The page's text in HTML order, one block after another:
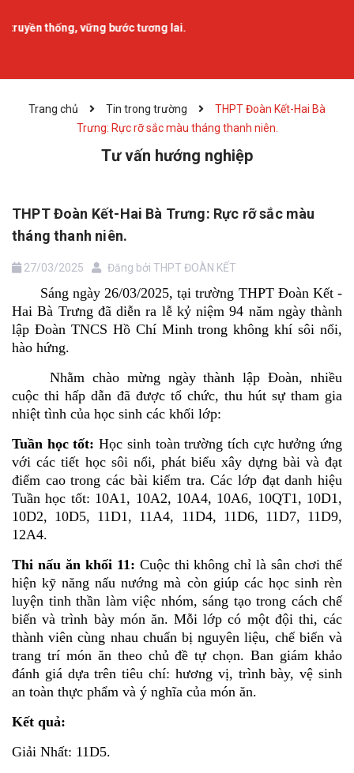
lai.
Trang chủ Tin trong trường
THPT Đoàn Kết-Hai Bà
Trưng: Rực rỡ sắc màu tháng thanh niên.
Tư vấn hướng nghiệp
THPT Đoàn Kết-Hai Bà Trưng: Rực rỡ sắc màu
tháng thanh niên.
27/03/2025 Đăng bởi THPT ĐOÀN KẾT
Sáng ngày 26/03/2025, tại trường THPT Đoàn Kết -
Hai Bà Trưng đã diễn ra lễ kỷ niệm 94 năm ngày thành
lập Đoàn TNCS Hồ Chí Minh trong không khí sôi nổi,
hào hứng.
Nhằm chào mừng ngày thành lập Đoàn, nhiều
cuộc thi hấp dẫn đã được tổ chức, thu hút sự tham gia
nhiệt tình của học sinh các khối lớp:
Tuần học tốt: Học sinh toàn trường tích cực hưởng ứng
với các tiết học sôi nổi, phát biểu xây dựng bài và đạt
điểm cao trong các bài kiểm tra. Các lớp đạt danh hiệu
Tuần học tốt: 10A1, 10A2, 10A4, 10A6, 10QT1, 10D1,
10D2, 10D5, 11D1, 11A4, 11D4, 11D6, 11D7, 11D9,
12A4.
Thi nấu ăn khối 11: Cuộc thi không chỉ là sân chơi thể
hiện kỹ năng nấu nướng mà còn giúp các học sinh rèn
luyện tinh thần làm việc nhóm, sáng tạo trong cách chế
biến và trình bày món ăn. Mỗi lớp có một đội thi, các
thành viên cùng nhau chuẩn bị nguyên liệu, chế biến và
trang trí món ăn theo chủ đề tự chọn. Ban giám khảo
đánh giá dựa trên tiêu chí: hương vị, trình bày, vệ sinh
an toàn thực phẩm và ý nghĩa của món ăn.
Kết quả:
Giải Nhất: 11D5.